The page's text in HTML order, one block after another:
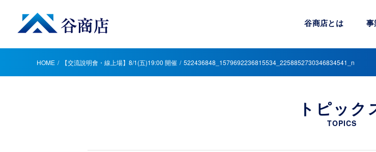
谷商店とは
HOME 【交流說明會・線上場】8/1(五)19:00 開催 522436848_1579692236815534_2258852730346834541_n
トピック
TOPICS